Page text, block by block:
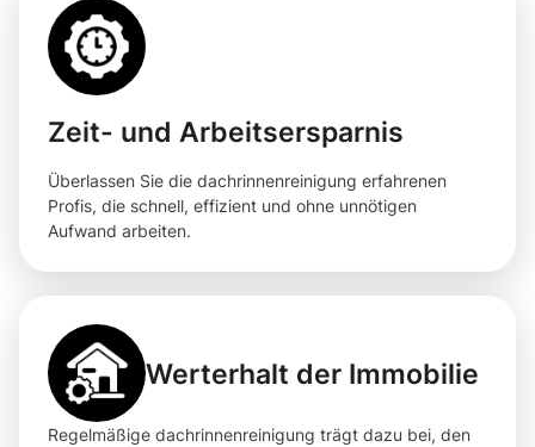
Zeit- und Arbeitsersparnis
Überlassen Sie die dachrinnenreinigung erfahrenen
Profis, die schnell, effizient und ohne unnötigen
Aufwand arbeiten.
Werterhalt der Immobilie
Regelmäßige dachrinnenreinigung trägt dazu bei, den